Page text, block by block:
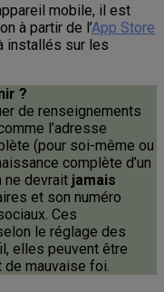
mobile, il est
à partir de l’App Store
installés sur les
?
de renseignements
l’adresse
(pour soi-même ou
complète d’un
ne devrait jamais
et son numéro
Ces
le réglage des
elles peuvent être
mauvaise foi.